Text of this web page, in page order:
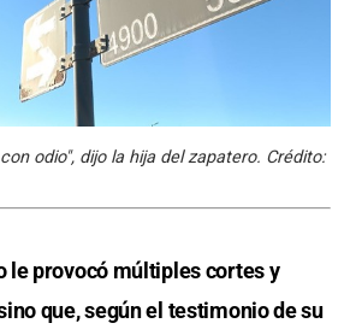
odio", dijo la hija del zapatero. Crédito:
le provocó múltiples cortes y
que, según el testimonio de su